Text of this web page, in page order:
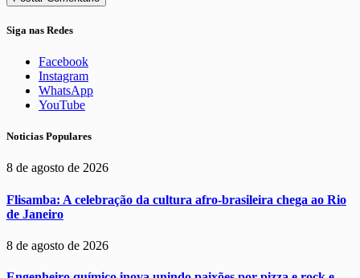
Siga nas Redes
Facebook
Instagram
WhatsApp
YouTube
Noticias Populares
8 de agosto de 2026
Flisamba: A celebração da cultura afro-brasileira chega ao Rio
de Janeiro
8 de agosto de 2026